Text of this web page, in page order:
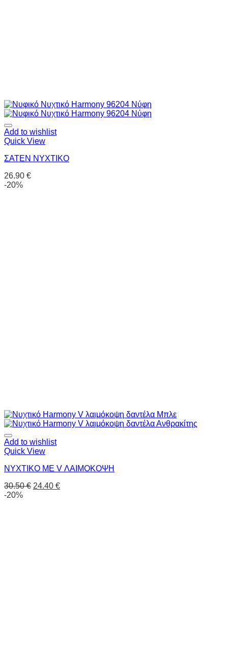
Add to wishlist
Quick View
ΣΑΤΕΝ ΝΥΧΤΙΚΟ
26.90 €
-20%
Add to wishlist
Quick View
ΝΥΧΤΙΚΟ ΜΕ V ΛΑΙΜΟΚΟΨΗ
30.50€ 24.40 €
-20%